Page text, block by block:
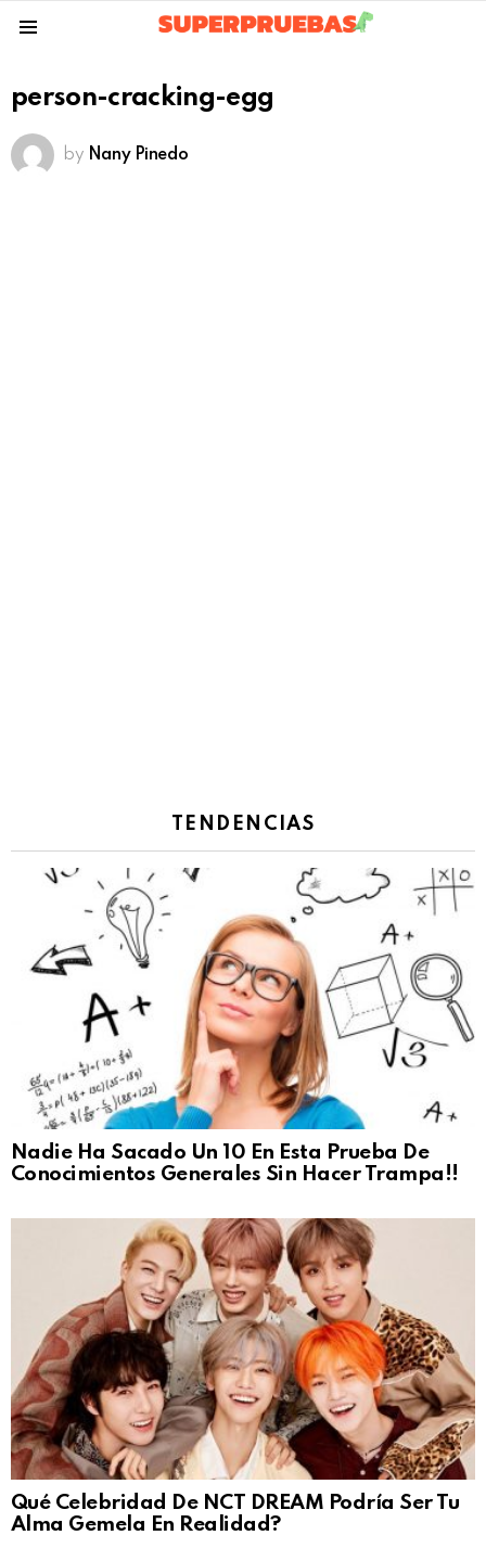
person-cracking-egg
by Nany Pinedo
TENDENCIAS
Nadie Ha Sacado Un 10 En Esta Prueba De
Conocimientos Generales Sin Hacer Trampa!!
Qué Celebridad De NCT DREAM Podría Ser Tu
Alma Gemela En Realidad?